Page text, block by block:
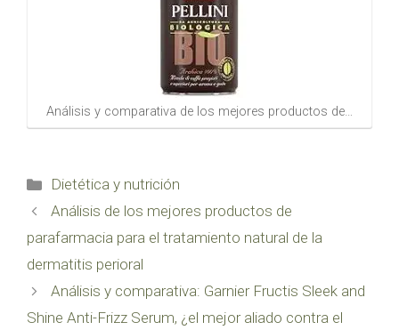
Análisis y comparativa de los mejores productos de…
Categorías
Dietética y nutrición
Análisis de los mejores productos de
parafarmacia para el tratamiento natural de la
dermatitis perioral
Análisis y comparativa: Garnier Fructis Sleek and
Shine Anti-Frizz Serum, ¿el mejor aliado contra el